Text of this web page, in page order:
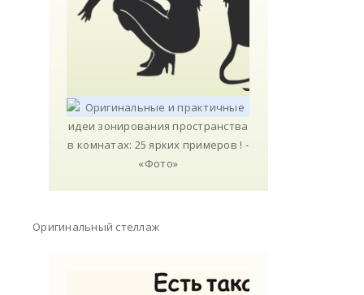
Оригинальный стеллаж